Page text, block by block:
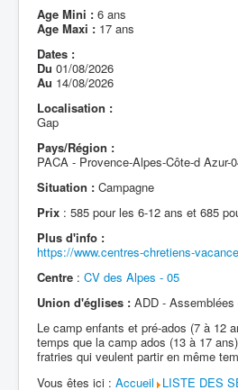
Age Mini : 6 ans
Age Maxi : 17 ans
Dates :
Du 01/08/2026
Au 14/08/2026
Localisation :
Gap
Pays/Région :
PACA - Provence-Alpes-Côte-d Azur-
Situation : Campagne
Prix : 585 pour les 6-12 ans et 685
Plus d'info :
https://www.centres-chretiens-
Centre : CV des Alpes - 05
Union d'églises : ADD - Assemblées
Le camp enfants et pré-ados (7 à 12
temps que la camp ados (13 à 17
fratries qui veulent partir en même
Vous êtes ici : Accueil LISTE DES